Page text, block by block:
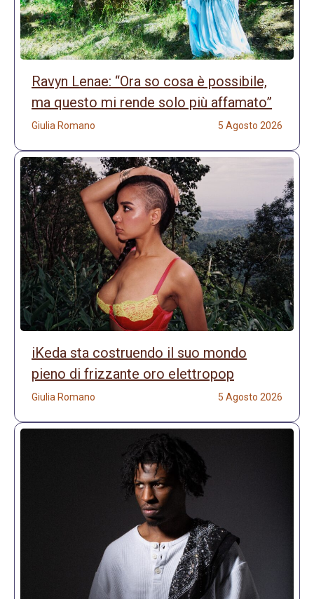
Ravyn Lenae: “Ora so cosa è possibile,
ma questo mi rende solo più affamato”
Giulia Romano 5 Agosto 2026
iKeda sta costruendo il suo mondo
pieno di frizzante oro elettropop
Giulia Romano 5 Agosto 2026